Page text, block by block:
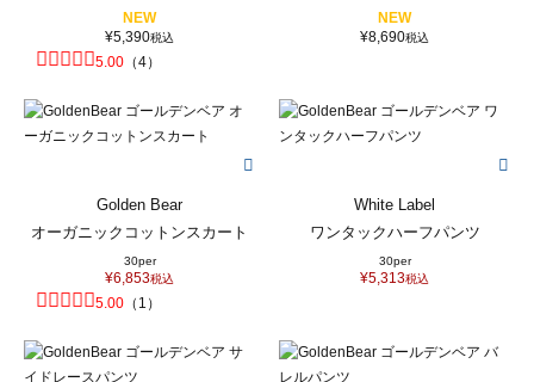
NEW
¥5,390税込
5.00 （4）
NEW
¥8,690税込
Golden Bear
オーガニックコットンスカート
30per
¥6,853税込
5.00 （ 1 ）
White Label
ワンタックハーフパンツ
30per
¥5,313税込